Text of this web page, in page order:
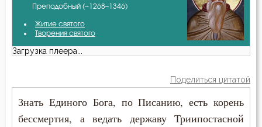
Преподобный (~1268–1346)
Житие святого
Творения святого
Загрузка плеера...
Поделиться цитатой
Знать Единого Бога, по Писанию, есть корень
бессмертия, а ведать державу Триипостасной